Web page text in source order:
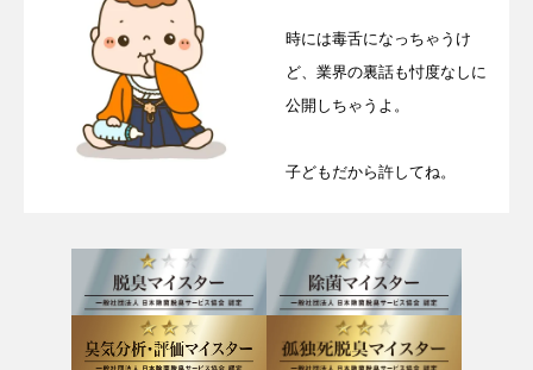
時には毒舌になっちゃうけ
ど、業界の裏話も忖度なしに
公開しちゃうよ。
子どもだから許してね。